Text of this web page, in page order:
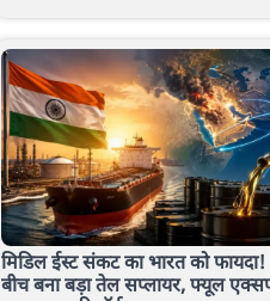
मिडिल ईस्ट संकट का भारत को
बीच बना बड़ा तेल सप्लायर, फ्यूल